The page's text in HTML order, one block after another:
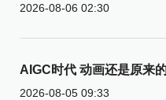
2026-08-06 02:30
AIGC时代 动画还是原来
2026-08-05 09:33